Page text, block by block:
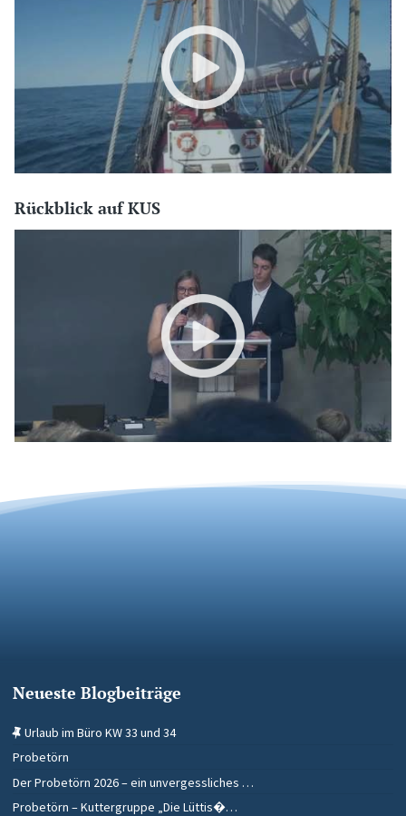
Rückblick auf KUS
Neueste Blogbeiträge
Urlaub im Büro KW 33 und 34
Probetörn
Der Probetörn 2026 – ein unvergessliches …
Probetörn – Kuttergruppe „Die Lüttis�…